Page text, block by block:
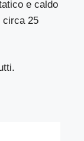
e caldo
circa 25